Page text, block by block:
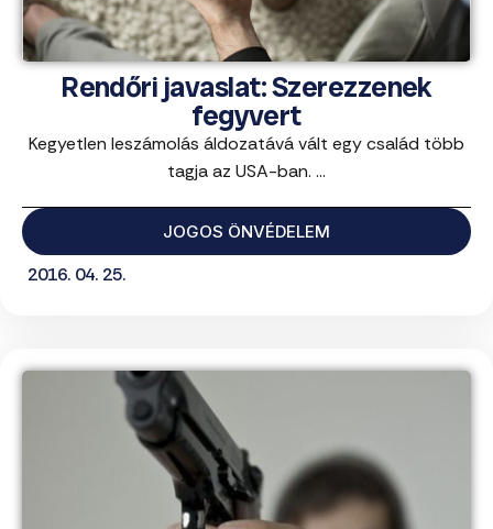
Rendőri javaslat: Szerezzenek
fegyvert
Kegyetlen leszámolás áldozatává vált egy család több
tagja az USA-ban. ...
JOGOS ÖNVÉDELEM
2016. 04. 25.